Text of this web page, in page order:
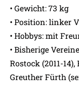
• Gewicht: 73 kg
• Position: linker
• Hobbys: mit
• Bisherige
Rostock (2011-
Greuther Fürth